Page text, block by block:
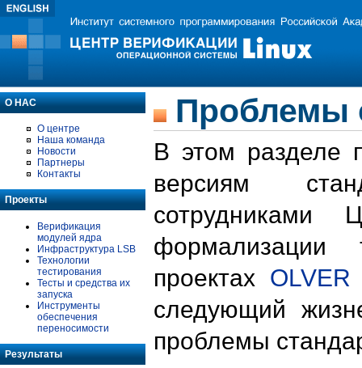
О НАС
О центре
Наша команда
Новости
Партнеры
Контакты
Проекты
Верификация
модулей ядра
Инфраструктура LSB
Технологии
тестирования
Тесты и средства их
запуска
Инструменты
обеспечения
переносимости
Результаты
Проблемы
В этом разделе
версиям
формализации
проектах OLVER
следующий
проблемы